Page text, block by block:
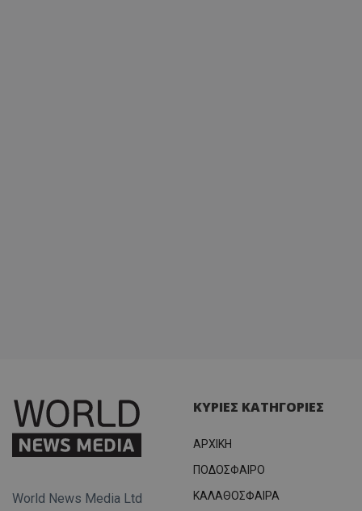
World News Media Ltd
ΚΥΡΙΕΣ ΚΑΤΗΓΟΡΙΕΣ
ΑΡΧΙΚΗ
ΠΟΔΟΣΦΑΙΡΟ
ΚΑΛΑΘΟΣΦΑΙΡΑ